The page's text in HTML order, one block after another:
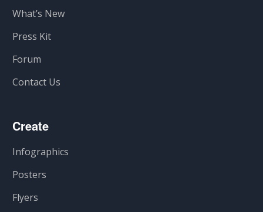
What’s New
Press Kit
Forum
Contact Us
Create
Infographics
Posters
Flyers